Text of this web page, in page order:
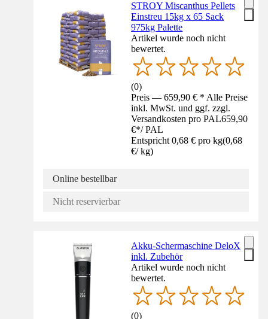
STROY Miscanthus Pellets
Einstreu 15kg x 65 Sack
975kg Palette
Artikel wurde noch nicht
bewertet.
(0)
Preis — 659,90 € * Alle Preise
inkl. MwSt. und ggf. zzgl.
Versandkosten pro PAL659,90
€*/ PAL
Entspricht 0,68 € pro kg(0,68
€/ kg)
Online bestellbar
Nicht reservierbar
Akku-Schermaschine DeloX
inkl. Zubehör
Artikel wurde noch nicht
bewertet.
(0)